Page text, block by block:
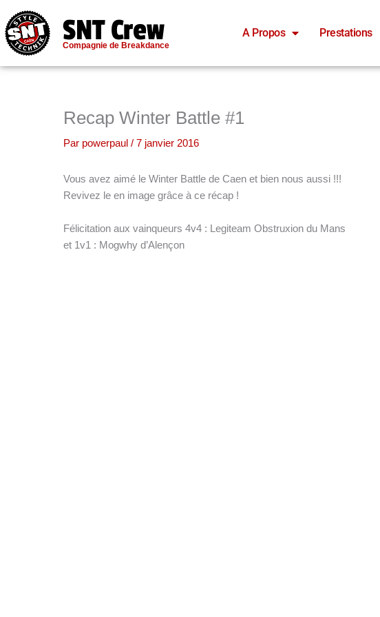
au
contenu
SNT Crew
Compagnie de Breakdance
A Propos Prestations
Recap Winter Battle #1
Par powerpaul / 7 janvier 2016
Vous avez aimé le Winter Battle de Caen et bien nous aussi !!!
Revivez le en image grâce à ce récap !
Félicitation aux vainqueurs 4v4 : Legiteam Obstruxion du Mans
et 1v1 : Mogwhy d’Alençon